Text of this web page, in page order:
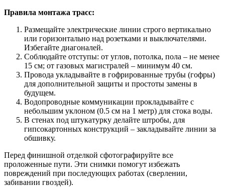
Правила монтажа трасс:
Размещайте электрические линии строго вертикально
или горизонтально над розетками и выключателями.
Избегайте диагоналей.
Соблюдайте отступы: от углов, потолка, пола – не менее
15 см; от газовых магистралей – минимум 40 см.
Провода укладывайте в гофрированные трубы (гофры)
для дополнительной защиты и простоты замены в
будущем.
Водопроводные коммуникации прокладывайте с
небольшим уклоном (0.5 см на 1 метр) для стока воды.
В стенах под штукатурку делайте штробы, для
гипсокартонных конструкций – закладывайте линии за
обшивку.
Перед финишной отделкой сфотографируйте все
проложенные пути. Эти снимки помогут избежать
повреждений при последующих работах (сверлении,
забивании гвоздей).